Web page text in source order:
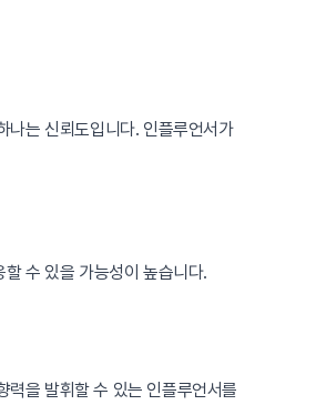
나는 신뢰도입니다. 인플루언서가
수 있을 가능성이 높습니다.
을 발휘할 수 있는 인플루언서를